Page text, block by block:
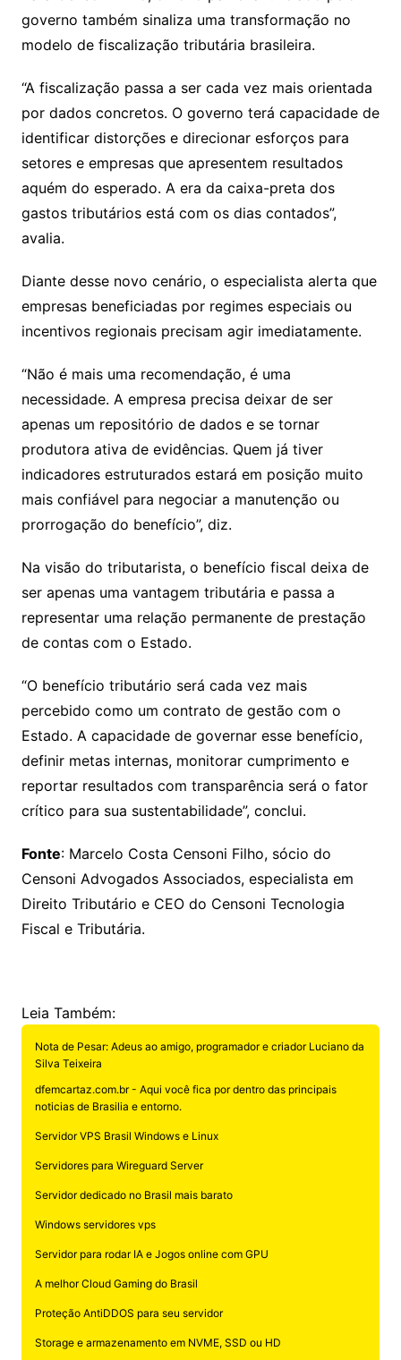
governo também sinaliza uma transformação no
modelo de fiscalização tributária brasileira.
“A fiscalização passa a ser cada vez mais orientada
por dados concretos. O governo terá capacidade de
identificar distorções e direcionar esforços para
setores e empresas que apresentem resultados
aquém do esperado. A era da caixa-preta dos
gastos tributários está com os dias contados”,
avalia.
Diante desse novo cenário, o especialista alerta que
empresas beneficiadas por regimes especiais ou
incentivos regionais precisam agir imediatamente.
“Não é mais uma recomendação, é uma
necessidade. A empresa precisa deixar de ser
apenas um repositório de dados e se tornar
produtora ativa de evidências. Quem já tiver
indicadores estruturados estará em posição muito
mais confiável para negociar a manutenção ou
prorrogação do benefício”, diz.
Na visão do tributarista, o benefício fiscal deixa de
ser apenas uma vantagem tributária e passa a
representar uma relação permanente de prestação
de contas com o Estado.
“O benefício tributário será cada vez mais
percebido como um contrato de gestão com o
Estado. A capacidade de governar esse benefício,
definir metas internas, monitorar cumprimento e
reportar resultados com transparência será o fator
crítico para sua sustentabilidade”, conclui.
Fonte: Marcelo Costa Censoni Filho, sócio do
Censoni Advogados Associados, especialista em
Direito Tributário e CEO do Censoni Tecnologia
Fiscal e Tributária.
Leia Também:
Nota de Pesar: Adeus ao amigo, programador e criador Luciano da
Silva Teixeira
dfemcartaz.com.br - Aqui você fica por dentro das principais
noticias de Brasilia e entorno.
Servidor VPS Brasil Windows e Linux
Servidores para Wireguard Server
Servidor dedicado no Brasil mais barato
Windows servidores vps
Servidor para rodar IA e Jogos online com GPU
A melhor Cloud Gaming do Brasil
Proteção AntiDDOS para seu servidor
Storage e armazenamento em NVME, SSD ou HD